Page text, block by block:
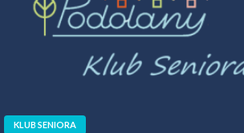
KLUB SENIORA